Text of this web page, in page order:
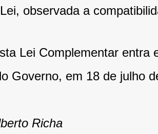
observada a
Lei Complementar entra
Governo, em 18 de julho
Richa